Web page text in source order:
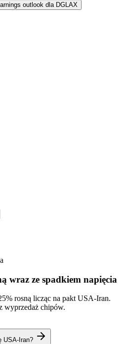
outlook dla DGLAX
wraz ze spadkiem napięcia
rosną licząc na pakt USA-Iran.
wyprzedaż chipów.
USA-Iran?